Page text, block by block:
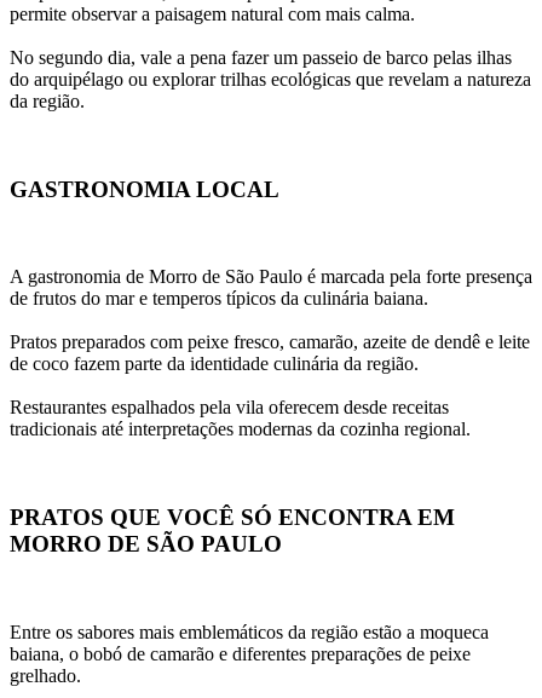
permite observar a paisagem natural com mais calma.
No segundo dia, vale a pena fazer um passeio de barco pelas ilhas
do arquipélago ou explorar trilhas ecológicas que revelam a natureza
da região.
GASTRONOMIA LOCAL
A gastronomia de Morro de São Paulo é marcada pela forte presença
de frutos do mar e temperos típicos da culinária baiana.
Pratos preparados com peixe fresco, camarão, azeite de dendê e leite
de coco fazem parte da identidade culinária da região.
Restaurantes espalhados pela vila oferecem desde receitas
tradicionais até interpretações modernas da cozinha regional.
PRATOS QUE VOCÊ SÓ ENCONTRA EM
MORRO DE SÃO PAULO
Entre os sabores mais emblemáticos da região estão a moqueca
baiana, o bobó de camarão e diferentes preparações de peixe
grelhado.